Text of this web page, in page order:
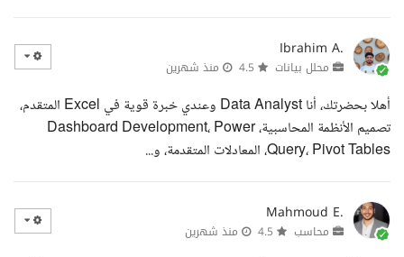
Ibrahim A.
محلل بيانات منذ شهرين
أهلا بحضرتك، أنا Data Analyst وعندي خبرة قوية في Excel المتقدم،
تصميم الأنظمة المحاسبية، Dashboard Development، Power
Query، Pivot Tables، المعادلات المتقدمة، و...
Mahmoud E.
محاسب منذ شهرين